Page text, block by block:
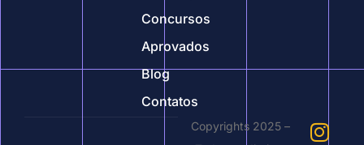
Concursos
Aprovados
Blog
Contatos
Copyrights 2025 –